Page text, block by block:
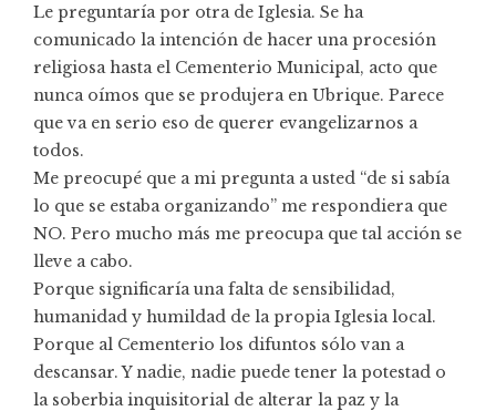
Le preguntaría por otra de Iglesia. Se ha
comunicado la intención de hacer una procesión
religiosa hasta el Cementerio Municipal, acto que
nunca oímos que se produjera en Ubrique. Parece
que va en serio eso de querer evangelizarnos a
todos.
Me preocupé que a mi pregunta a usted “de si sabía
lo que se estaba organizando” me respondiera que
NO. Pero mucho más me preocupa que tal acción se
lleve a cabo.
Porque significaría una falta de sensibilidad,
humanidad y humildad de la propia Iglesia local.
Porque al Cementerio los difuntos sólo van a
descansar. Y nadie, nadie puede tener la potestad o
la soberbia inquisitorial de alterar la paz y la